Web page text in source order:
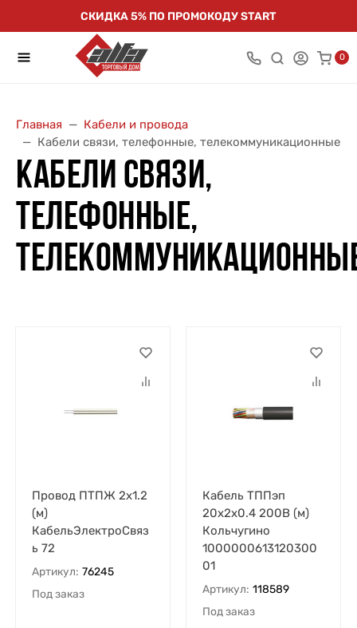
СКИДКА 5% ПО ПРОМОКОДУ START
0
Главная
Кабели и провода
Кабели связи, телефонные, телекоммуникационные
КАБЕЛИ СВЯЗИ,
ТЕЛЕФОННЫЕ,
Провод ПТПЖ 2х1.2
(м)
КабельЭлектроСвяз
ь 72
Артикул: 76245
Под заказ
Кабель ТППэп
20х2х0.4 200В (м)
Кольчугино
1000000613120300
01
Артикул: 118589
Под заказ